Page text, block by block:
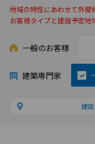
地域の特性にあわせて外壁
お客様タイプと建設予定地
一般のお客様
建築専門家
建